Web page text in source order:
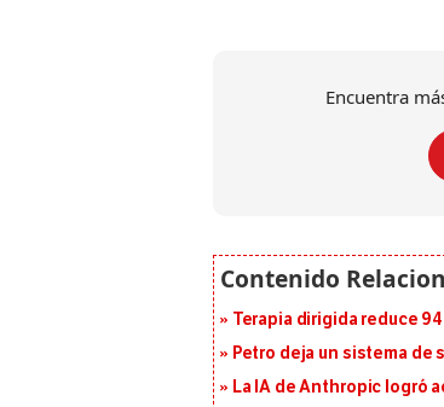
Encuentra
Terapia dirigida reduce
Petro deja un sistema de
La IA de Anthropic logró